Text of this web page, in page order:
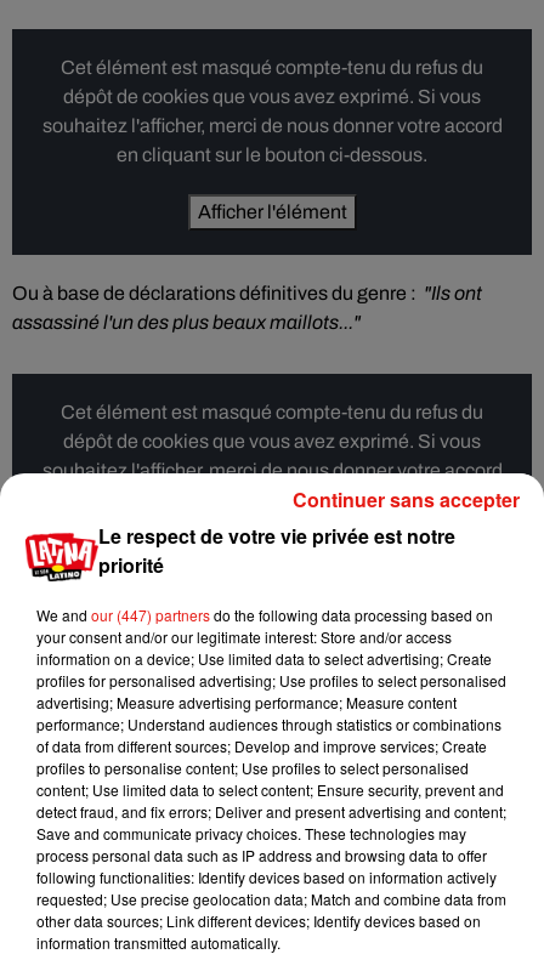
Cet élément est masqué compte-tenu du refus du
dépôt de cookies que vous avez exprimé. Si vous
souhaitez l'afficher, merci de nous donner votre accord
en cliquant sur le bouton ci-dessous.
Afficher l'élément
Ou à base de déclarations définitives du genre : "Ils ont
assassiné l'un des plus beaux maillots..."
Cet élément est masqué compte-tenu du refus du
dépôt de cookies que vous avez exprimé. Si vous
souhaitez l'afficher, merci de nous donner votre accord
en cliquant sur le bouton ci-dessous.
Une coupe du monde dores et déjà
polémique
La Coupe du monde - la première à se dérouler au Moyen-
Orient - se tiendra du 20 novembre au 18 décembre 2022.
Plus de 2,45 millions de billets ont d’ores et déjà été vendus
pour le tournoi, rapporte CNN.
Avant même d’avoir commencé, l'événement soulève de
nombreuses polémiques dont l’ancien footballeur Eric
Cantona s’est fait le porte-voix, lequalifiant notamment
"d’abération écologique [et] d’horreur humaine"
Le respect de votre vie privée est notre
priorité
We and our (447) partnersdo the following data processing based on
your consent and/or our legitimate interest: Store and/or access
information on a device; Use limited data to select advertising; Create
profiles for personalised advertising; Use profiles to select personalised
advertising; Measure advertising performance; Measure content
performance; Understand audiences through statistics or combinations
of data from different sources; Develop and improve services; Create
profiles to personalise content; Use profiles to select personalised
content; Use limited data to select content; Ensure security, prevent and
detect fraud, and fix errors; Deliver and present advertising and content;
Save and communicate privacy choices. These technologies may
process personal data such as IP address and browsing data to offer
following functionalities: Identify devices based on information actively
requested; Use precise geolocation data; Match and combine data from
other data sources; Link different devices; Identify devices based on
information transmitted automatically.
Continuer sans accepter